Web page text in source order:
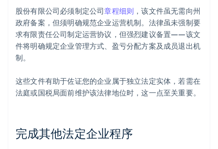
股份有限公司必须制定公司章程细则 ，该文件虽无需向州
政府备案，但须明确规范企业运营机制。法律虽未强制要
求有限责任公司制定运营协议，但强烈建议备置——该文
件将明确规定企业管理方式、盈亏分配方案及成员退出机
制。
这些文件有助于佐证您的企业属于独立法定实体，若需在
法庭或国税局面前维护该法律地位时，这一点至关重要。
完成其他法定企业程序